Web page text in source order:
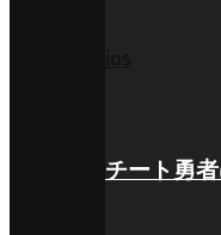
チート勇